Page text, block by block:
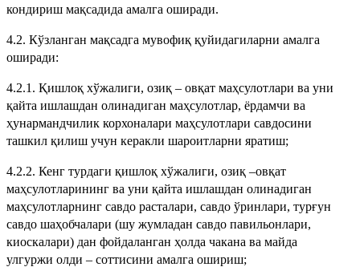
кондириш мақсадида амалга оширади.
4.2. Кўзланган мақсадга мувофиқ қуйидагиларни амалга
оширади:
4.2.1. Қишлоқ хўжалиги, озиқ – овқат маҳсулотлари ва уни
қайта ишлашдан олинадиган маҳсулотлар, ёрдамчи ва
ҳунармандчилик корхоналари маҳсулотлари савдосини
ташкил қилиш учун керакли шароитларни яратиш;
4.2.2. Кенг турдаги қишлоқ хўжалиги, озиқ –овқат
маҳсулотларининг ва уни қайта ишлашдан олинадиган
маҳсулотларнинг савдо расталари, савдо ўринлари, турғун
савдо шаҳобчалари (шу жумладан савдо павильонлари,
киоскалари) дан фойдаланган ҳолда чакана ва майда
улгуржи олди – соттисини амалга ошириш;